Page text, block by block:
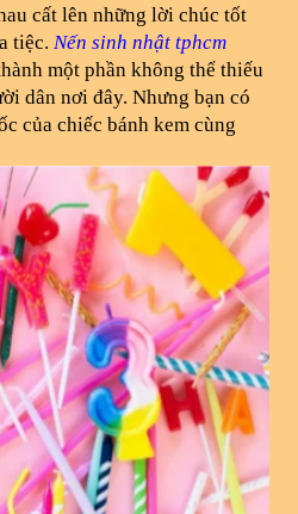
cất lên những lời chúc tốt
tiệc. Nến sinh nhật tphcm
một phần không thể thiếu
dân nơi đây. Nhưng bạn có
của chiếc bánh kem cùng